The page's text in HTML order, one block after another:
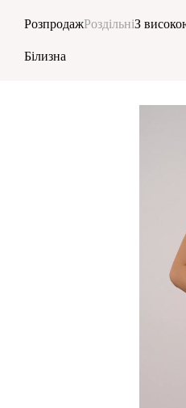
РозпродажРоздільніЗ
Білизна